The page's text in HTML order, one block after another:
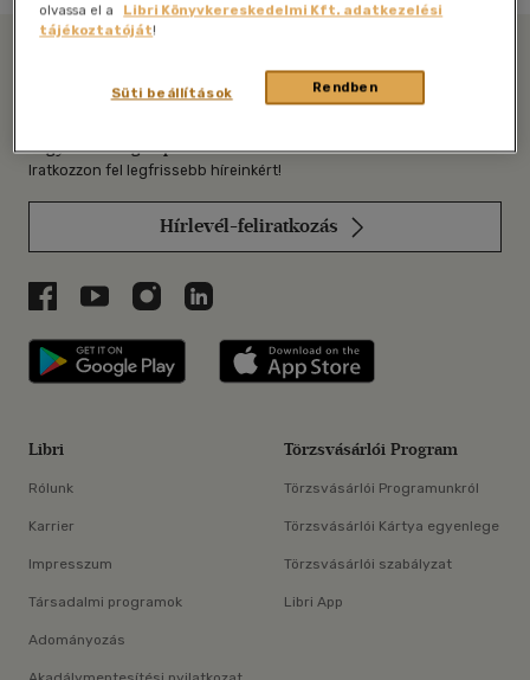
Libri
Legyen mindig képben az irodalommal!
Iratkozzon fel legfrissebb híreinkért!
Hírlevél-feliratkozás
Libri a Facebookon
Libri a Youtube-on
Libri az Instagramon
Libri a LinkedInen
Libri applikáció Szerezd meg: Google
Libri
Rólunk
Karrier
Impresszum
Társadalmi programok
Adományozás
Törzsvásárlói Program
Törzsvásárlói Programunkról
Törzsvásárlói Kártya egyenlege
Törzsvásárlói szabályzat
Libri App
olvassa el a
Libri Könyvkereskedelmi Kft. adatkezelési
tájékoztatóját!
Rendben
Süti beállítások